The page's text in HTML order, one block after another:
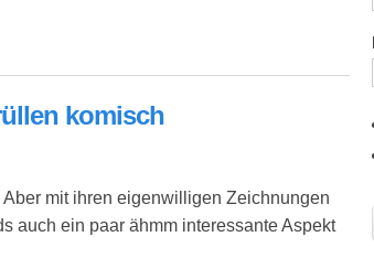
und Wohlbefinden
komisch
mit ihren eigenwilligen Zeichnungen
auch ein paar ähmm interessante Aspekt